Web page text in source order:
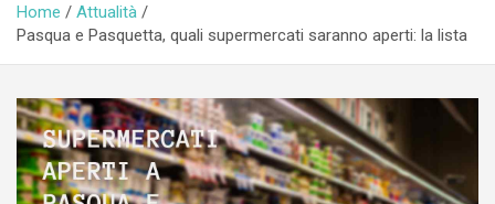
Home
Attualità
Pasqua e Pasquetta, quali supermercati saranno aperti: la lista